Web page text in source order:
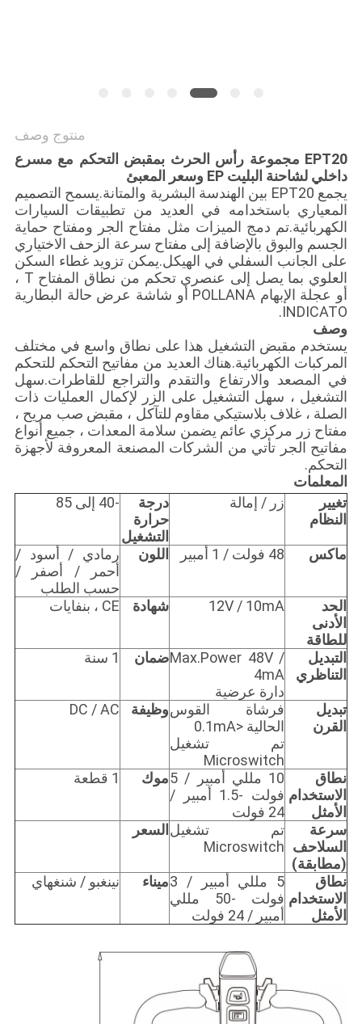
منتوج وصف
EPT20 مجموعة رأس الحرث بمقبض التحكم مع مسرع
داخلي لشاحنة البليت EP وسعر المعبئ
يجمع EPT20 بين الهندسة البشرية والمتانة.يسمح التصميم
المعياري باستخدامه في العديد من تطبيقات السيارات
الكهربائية.تم دمج الميزات مثل مفتاح الجر ومفتاح حماية
الجسم والبوق بالإضافة إلى مفتاح سرعة الزحف الاختياري
على الجانب السفلي في الهيكل.يمكن تزويد غطاء السكن
العلوي بما يصل إلى عنصري تحكم من نطاق المفتاح T ،
أو عجلة الإبهام POLLANA أو شاشة عرض حالة البطارية
INDICATO.
وصف
يستخدم مقبض التشغيل هذا على نطاق واسع في مختلف
المركبات الكهربائية.هناك العديد من مفاتيح التحكم للتحكم
في المصعد والارتفاع والتقدم والتراجع للقاطرات.سهل
التشغيل ، سهل التشغيل على الزر لإكمال العمليات ذات
الصلة ، غلاف بلاستيكي مقاوم للتآكل ، مقبض صب مريح ،
مفتاح زر مركزي عائم يضمن سلامة المعدات ، جميع أنواع
مفاتيح الجر تأتي من الشركات المصنعة المعروفة لأجهزة
التحكم.
المعلمات
تغيير
النظام
زر / إمالة
درجة
حرارة
التشغيل
-40 إلى 85
ماكس 48 فولت / 1 أمبير اللون
رمادي / أسود /
أحمر / أصفر /
حسب الطلب
الحد
الأدنى
للطاقة
12V / 10mA شهادة CE ، بنفايات
التبديل
التناظري
Max.Power 48V /
4mA
دارة عرضية
ضمان 1 سنة
تبديل
القرن
فرشاة القوس
الحالية <0.1mA
تم تشغيل
Microswitch
وظيفة DC / AC
نطاق
الاستخدام
الأمثل
10 مللي أمبير / 5
فولت -1.5 أمبير /
24 فولت
موك 1 قطعة
سرعة
السلاحف
(مطابقة)
تم تشغيل
Microswitch
السعر
نطاق
الاستخدام
الأمثل
5 مللي أمبير / 3
فولت -50 مللي
أمبير / 24 فولت
ميناء نينغبو / شنغهاي